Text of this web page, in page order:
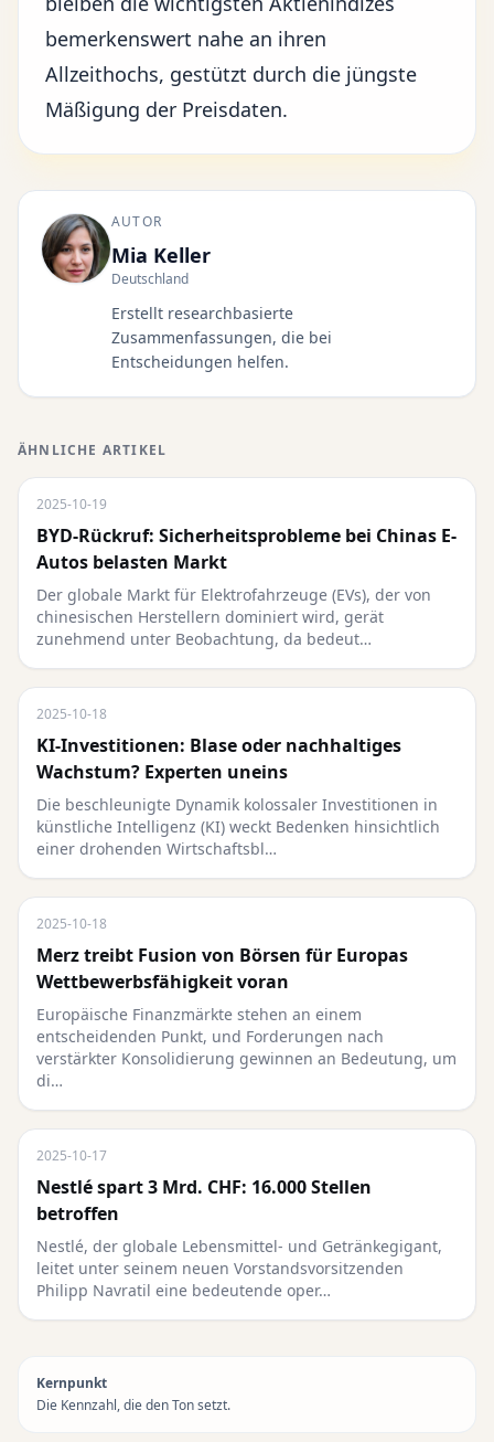
bemerkenswert nahe an ihren
Allzeithochs, gestützt durch die jüngste
Mäßigung der Preisdaten.
AUTOR
Mia Keller
Deutschland
Erstellt researchbasierte
Zusammenfassungen, die bei
Entscheidungen helfen.
ÄHNLICHE ARTIKEL
2025-10-19
BYD-Rückruf: Sicherheitsprobleme bei Chinas E-
Autos belasten Markt
Der globale Markt für Elektrofahrzeuge (EVs), der von
chinesischen Herstellern dominiert wird, gerät
zunehmend unter Beobachtung, da bedeut…
2025-10-18
KI-Investitionen: Blase oder nachhaltiges
Wachstum? Experten uneins
Die beschleunigte Dynamik kolossaler Investitionen in
künstliche Intelligenz (KI) weckt Bedenken hinsichtlich
einer drohenden Wirtschaftsbl…
2025-10-18
Merz treibt Fusion von Börsen für Europas
Wettbewerbsfähigkeit voran
Europäische Finanzmärkte stehen an einem
entscheidenden Punkt, und Forderungen nach
verstärkter Konsolidierung gewinnen an Bedeutung, um
di…
2025-10-17
Nestlé spart 3 Mrd. CHF: 16.000 Stellen
betroffen
Nestlé, der globale Lebensmittel- und Getränkegigant,
leitet unter seinem neuen Vorstandsvorsitzenden
Philipp Navratil eine bedeutende oper…
Kernpunkt
Die Kennzahl, die den Ton setzt.